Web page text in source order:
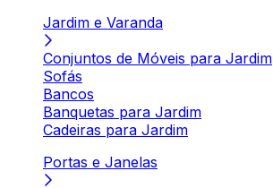
Jardim e Varanda
Conjuntos de Móveis para Jardim
Sofás
Bancos
Banquetas para Jardim
Cadeiras para Jardim
Portas e Janelas